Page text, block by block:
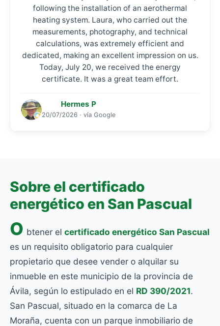
following the installation of an aerothermal
heating system. Laura, who carried out the
measurements, photography, and technical
calculations, was extremely efficient and
dedicated, making an excellent impression on us.
Today, July 20, we received the energy
certificate. It was a great team effort.
Hermes P
20/07/2026 · vía Google
Sobre el certificado
energético en San Pascual
O btener el certificado energético San Pascual
es un requisito obligatorio para cualquier
propietario que desee vender o alquilar su
inmueble en este municipio de la provincia de
Ávila, según lo estipulado en el RD 390/2021.
San Pascual, situado en la comarca de La
Moraña, cuenta con un parque inmobiliario de